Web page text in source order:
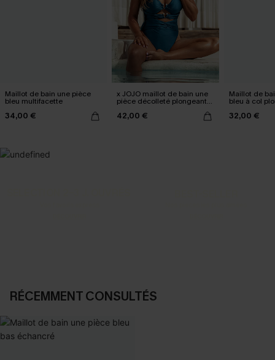
Maillot de bain une pièce
bleu multifacette
34,00 €
x JOJO maillot de bain une
pièce décolleté plongeant
42,00 €
Maillot de
bleu à col
32,00 €
RÉCEMMENT CONSULTÉS